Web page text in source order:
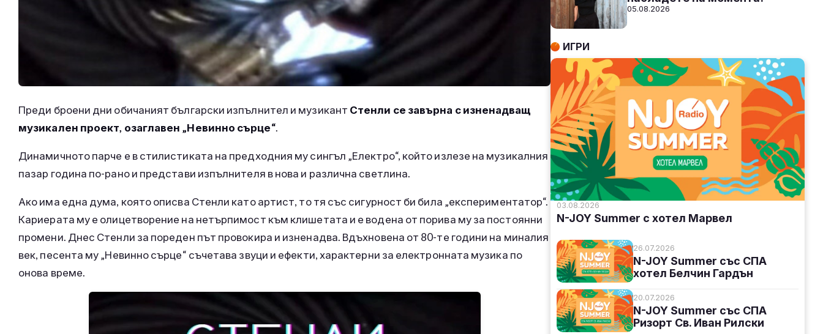
Преди броени дни обичаният български изпълнител и музикант Стенли се завърна с изненадващ
музикален проект, озаглавен „Невинно сърце“.
Динамичното парче е в стилистиката на предходния му сингъл „Електро“, който излезе на музикалния
пазар година по-рано и представи изпълнителя в нова и различна светлина.
Ако има една дума, която описва Стенли като артист, то тя със сигурност би била „експериментатор“.
Кариерата му е олицетворение на нетърпимост към клишетата и е водена от порива му за постоянни
промени. Днес Стенли за пореден път провокира и изненадва. Вдъхновена от 80-те години на миналия
век, песента му „Невинно сърце“ съчетава звуци и ефекти, характерни за електронната музика по
онова време.
05.08.2026
ИГРИ
03.08.2026
N-JOY Summer с хотел Марвел
26.07.2026
N-JOY Summer със СПА
хотел Белчин Гардън
20.07.2026
N-JOY Summer със СПА
Ризорт Св. Иван Рилски